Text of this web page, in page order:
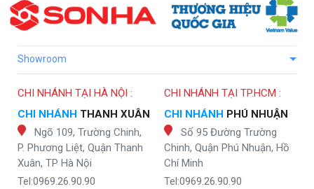
Showroom
CHI NHÁNH TẠI HÀ NỘI :
CHI NHÁNH THANH XUÂN
Ngõ 109, Trường Chinh,
P. Phương Liệt, Quận Thanh
Xuân, TP Hà Nội
Tel:0969.26.90.90
CHI NHÁNH TẠI TP.HCM :
CHI NHÁNH PHÚ NHUẬN
Số 95 Đường Trường
Chinh, Quận Phú Nhuận, Hồ
Chí Minh
Tel:0969.26.90.90